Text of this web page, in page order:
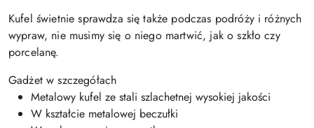
Kufel świetnie sprawdza się także podczas podróży i różnych
wypraw, nie musimy się o niego martwić, jak o szkło czy
porcelanę.
Gadżet w szczegółach
Metalowy kufel ze stali szlachetnej wysokiej jakości
W kształcie metalowej beczułki